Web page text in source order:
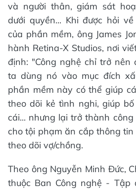
và người thân, giám sát
dưới quyền... Khi được hỏi
của phần mềm, ông James
hành Retina-X Studios, nơi
định: "Công nghệ chỉ trở nên
ta dùng nó vào mục đích
phần mềm này có thể giúp
theo dõi kẻ tình nghi, giúp
cái... nhưng lại trở thành
cho tội phạm ăn cắp thông
theo dõi vợ/chồng.
Theo ông Nguyễn Minh Đức,
thuộc Ban Công nghệ - Tập